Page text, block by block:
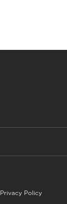
Privacy Policy